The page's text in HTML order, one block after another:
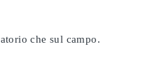
che sul campo.